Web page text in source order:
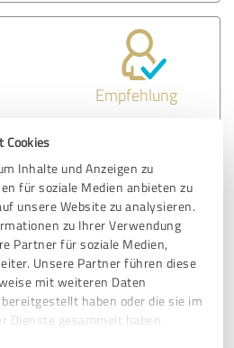
Cookies
Inhalte und Anzeigen zu
für soziale Medien anbieten zu
unsere Website zu analysieren.
zu Ihrer Verwendung
Partner für soziale Medien,
Unsere Partner führen diese
mit weiteren Daten
haben oder die sie im
Dienste gesammelt haben.
Empfehlung
einer Coronaerkrankung
per Handyvideo ermöglicht.
ging er stets schnell ein.
zu: